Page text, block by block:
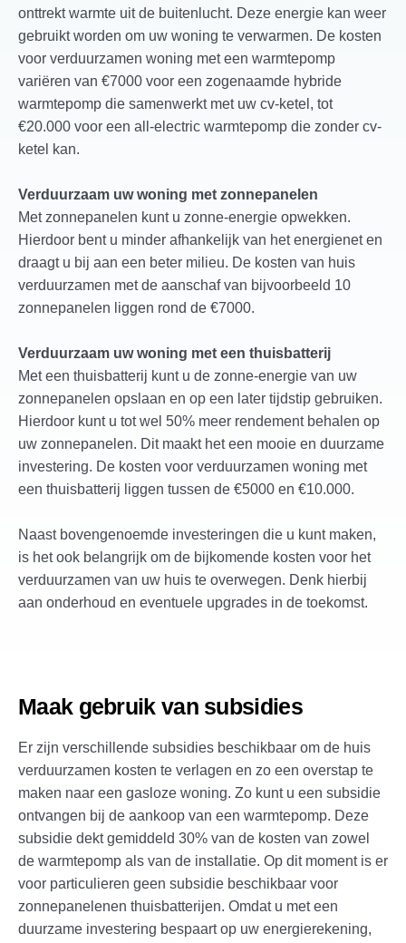
onttrekt warmte uit de buitenlucht. Deze energie kan weer
gebruikt worden om uw woning te verwarmen. De kosten
voor verduurzamen woning met een warmtepomp
variëren van €7000 voor een zogenaamde hybride
warmtepomp die samenwerkt met uw cv-ketel, tot
€20.000 voor een all-electric warmtepomp die zonder cv-
ketel kan.
Verduurzaam uw woning met zonnepanelen
Met zonnepanelen kunt u zonne-energie opwekken.
Hierdoor bent u minder afhankelijk van het energienet en
draagt u bij aan een beter milieu. De kosten van huis
verduurzamen met de aanschaf van bijvoorbeeld 10
zonnepanelen liggen rond de €7000.
Verduurzaam uw woning met een thuisbatterij
Met een thuisbatterij kunt u de zonne-energie van uw
zonnepanelen opslaan en op een later tijdstip gebruiken.
Hierdoor kunt u tot wel 50% meer rendement behalen op
uw zonnepanelen. Dit maakt het een mooie en duurzame
investering. De kosten voor verduurzamen woning met
een thuisbatterij liggen tussen de €5000 en €10.000.
Naast bovengenoemde investeringen die u kunt maken,
is het ook belangrijk om de bijkomende kosten voor het
verduurzamen van uw huis te overwegen. Denk hierbij
aan onderhoud en eventuele upgrades in de toekomst.
Maak gebruik van subsidies
Er zijn verschillende subsidies beschikbaar om de huis
verduurzamen kosten te verlagen en zo een overstap te
maken naar een gasloze woning. Zo kunt u een subsidie
ontvangen bij de aankoop van een warmtepomp. Deze
subsidie dekt gemiddeld 30% van de kosten van zowel
de warmtepomp als van de installatie. Op dit moment is er
voor particulieren geen subsidie beschikbaar voor
zonnepanelenen thuisbatterijen. Omdat u met een
duurzame investering bespaart op uw energierekening,